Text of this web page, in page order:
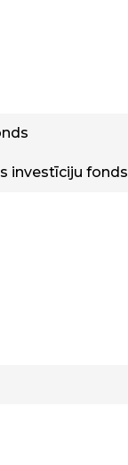
investīciju fonds